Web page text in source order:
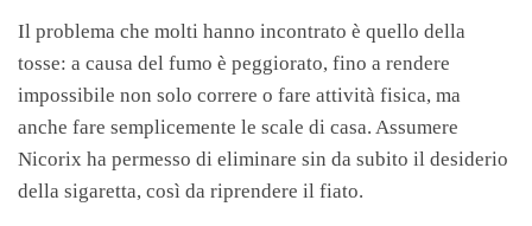
Il problema che molti hanno incontrato è quello della
tosse: a causa del fumo è peggiorato, fino a rendere
impossibile non solo correre o fare attività fisica, ma
anche fare semplicemente le scale di casa. Assumere
Nicorix ha permesso di eliminare sin da subito il desiderio
della sigaretta, così da riprendere il fiato.